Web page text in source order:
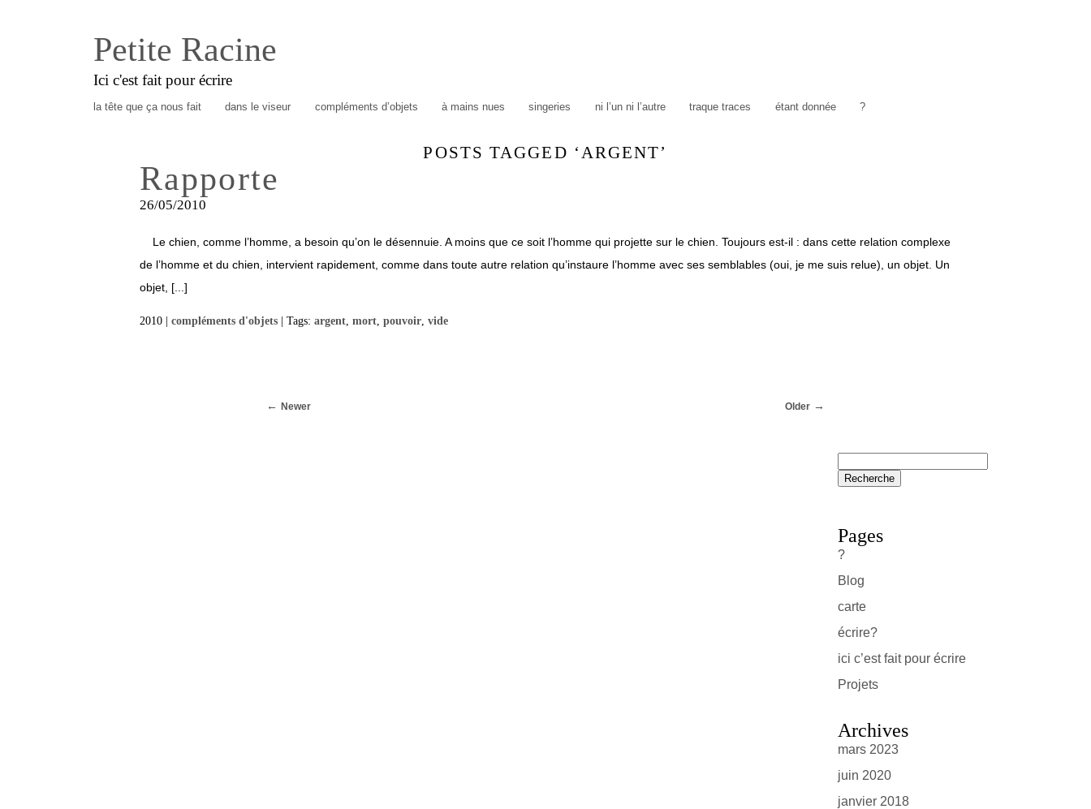
Petite Racine
Ici c'est fait pour écrire
la tête que ça nous fait dans le viseur compléments d’objets à mains nues singeries ni l’un ni l’autre traque traces étant donnée ?
POSTS TAGGED ‘ARGENT’
Rapporte
26/05/2010
Le chien, comme l’homme, a besoin qu’on le désennuie. A moins que ce soit l’homme qui projette sur le chien. Toujours est-il : dans cette relation complexe
de l’homme et du chien, intervient rapidement, comme dans toute autre relation qu’instaure l’homme avec ses semblables (oui, je me suis relue), un objet. Un
objet, [...]
2010 | compléments d'objets | Tags: argent mort pouvoir vide
Newer Older
Pages
?
Blog
carte
écrire?
ici c’est fait pour écrire
Projets
Archives
mars 2023
juin 2020
janvier 2018